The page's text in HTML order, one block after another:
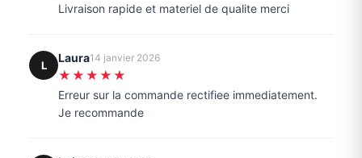
Livraison rapide et materiel de qualite merci
L
Laura14 janvier 2026
★★★★★
Erreur sur la commande rectifiee immediatement.
Je recommande